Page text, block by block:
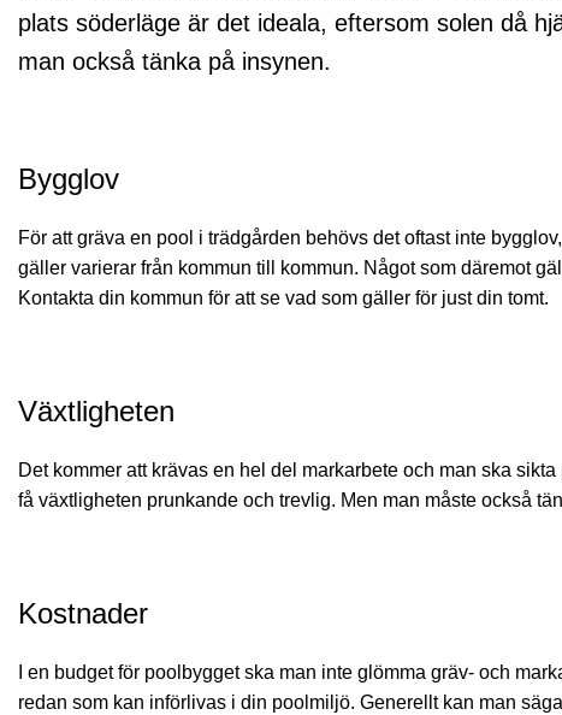
plats söderläge är det ideala, eftersom solen då
man också tänka på insynen.
Bygglov
För att gräva en pool i trädgården behövs det oftast inte
gäller varierar från kommun till kommun. Något som däremot
Kontakta din kommun för att se vad som gäller för just din tomt.
Växtligheten
Det kommer att krävas en hel del markarbete och man ska
få växtligheten prunkande och trevlig. Men man måste också
Kostnader
I en budget för poolbygget ska man inte glömma gräv- och
redan som kan införlivas i din poolmiljö. Generellt kan man